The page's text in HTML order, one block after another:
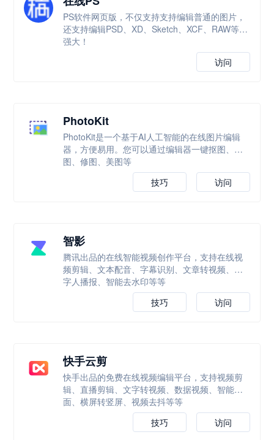
PS软件网页版，不仅支持支持编辑普通的图片，
还支持编辑PSD、XD、Sketch、XCF、RAW等，
强大！
访问
PhotoKit
PhotoKit是一个基于AI人工智能的在线图片编辑
器，方便易用。您可以通过编辑器一键抠图、改
图、修图、美图等
访问
技巧
智影
腾讯出品的在线智能视频创作平台，支持在线视
频剪辑、文本配音、字幕识别、文章转视频、数
字人播报、智能去水印等等
访问
技巧
快手云剪
快手出品的免费在线视频编辑平台，支持视频剪
辑、直播剪辑、文字转视频、数据视频、智能封
面、横屏转竖屏、视频去抖等等
访问
技巧